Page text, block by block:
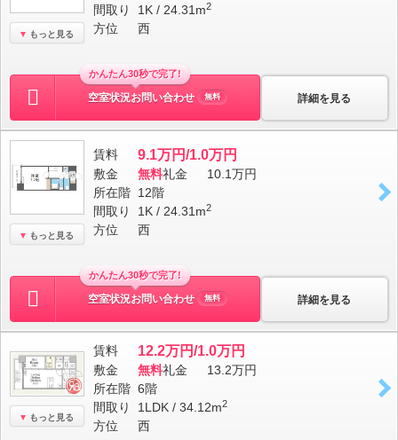
もっと見る
間取り
1K / 24.31m2
方位 西
詳細を見る
かんたん30秒で完了!
空室状況お問い合わせ 無料
もっと見る
賃料 9.1万円/1.0万円
敷金 無料礼金
10.1万円
所在階 12階
間取り
1K / 24.31m2
方位 西
詳細を見る
かんたん30秒で完了!
空室状況お問い合わせ 無料
もっと見る
賃料 12.2万円/1.0万円
敷金 無料礼金
13.2万円
所在階 6階
間取り
1LDK / 34.12m2
方位 西